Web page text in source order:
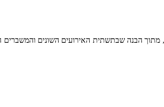
מתוך הבנה שבתשתית האירועים השונים